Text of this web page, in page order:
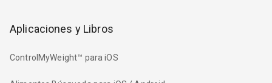
Aplicaciones y Libros
ControlMyWeight™ para iOS